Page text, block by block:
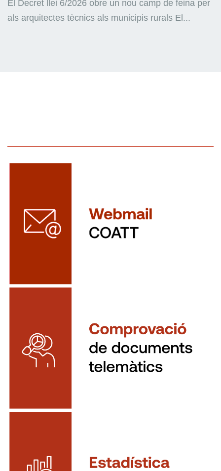
El Decret llei 6/2026 obre un nou camp de feina per
als arquitectes tècnics als municipis rurals El...